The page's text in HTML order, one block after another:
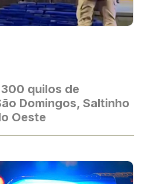
300 quilos de
Domingos, Saltinho
Oeste